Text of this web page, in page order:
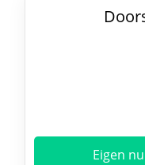
Eigen